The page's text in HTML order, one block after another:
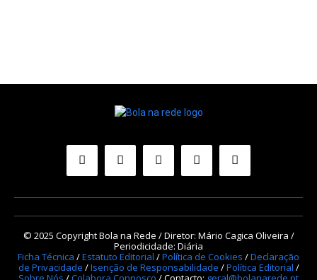
© 2025 Copyright Bola na Rede / Diretor: Mário Cagica Oliveira /
Periodicidade: Diária
Ficha Técnica /Estatuto Editorial /Política de Cookies /Declaração
de Privacidade /Isenção de Responsabilidade /Política Editorial /